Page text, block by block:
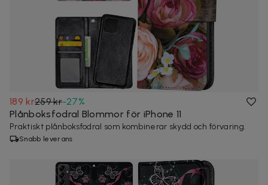
189 kr259 kr-27%
Plånboksfodral Blommor för iPhone 11
Praktiskt plånboksfodral som kombinerar skydd och förvaring.
Snabb leverans